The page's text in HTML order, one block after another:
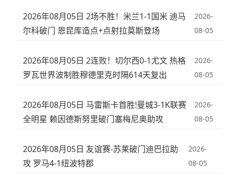
2026年08月05日 2场不胜！米兰1-1国米 迪马
尔科破门 恩昆库造点+点射拉莫斯登场
2026-
08-05
2026年08月05日 2连败！切尔西0-1尤文 热格
罗瓦世界波制胜穆德里克时隔614天复出
2026-
08-05
2026年08月05日 马雷斯卡首胜!曼城3-1K联赛
全明星 赖因德斯努里破门塞梅尼奥助攻
2026-
08-05
2026年08月05日 友谊赛-苏莱破门迪巴拉助
攻 罗马4-1纽波特郡
2026-
08-05